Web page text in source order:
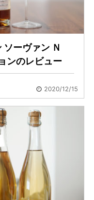
ーヴァン Ｎ
ンのレビュー
2020/12/15